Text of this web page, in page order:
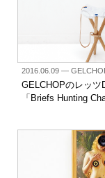
2016.06.09—
GELCHOPのレッツ
「Briefs Hunting